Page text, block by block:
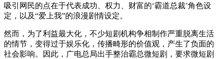
吸引网民的点在于代表成功、权力、财富的‘霸道总裁’角色设
定，以及“爱上我”的浪漫剧情设定。
然而，为了利益最大化，不少短剧机构争相制作严重脱离生活
的情节，变得过于娱乐化，传播畸形的价值观，产生了负面的
社会影响。因此，广电总局出手整治霸总微短剧，要求微短剧